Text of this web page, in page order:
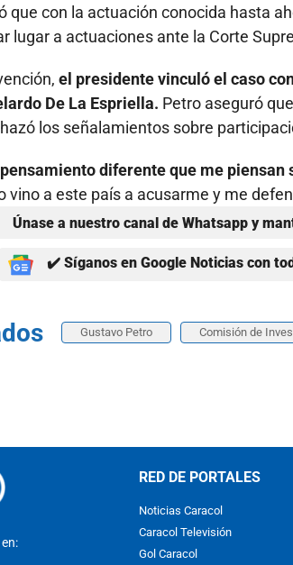
que con la actuación conocida hasta
lugar a actuaciones ante la Corte
el presidente vinculó el caso
De La Espriella. Petro aseguró
los señalamientos sobre
diferente que me piensan
vino a este país a acusarme y me
Únase a nuestro canal de Whatsapp y
✔️ Síganos en Google Noticias con
Gustavo Petro Comisión de
RED DE PORTALES
Noticias Caracol
Caracol Televisión
Gol Caracol